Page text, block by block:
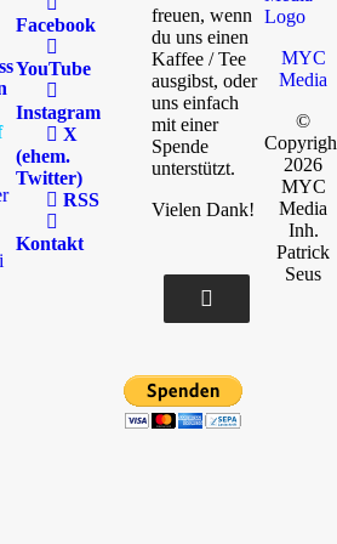
Facebook
YouTube
Instagram
X
(ehem.
Twitter)
RSS
Kontakt
freuen, wenn
du uns einen
Kaffee / Tee
ausgibst, oder
uns einfach
mit einer
Spende
unterstützt.
Vielen Dank!
MYC
Media
©
2026
MYC
Media
Inh.
Patrick
Seus